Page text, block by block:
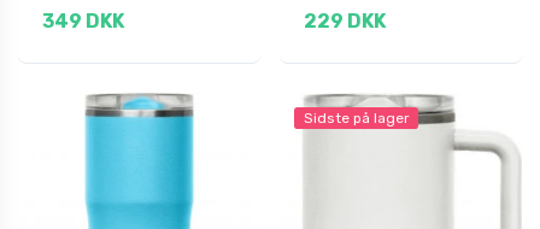
349 DKK 229 DKK
Sidste på lager